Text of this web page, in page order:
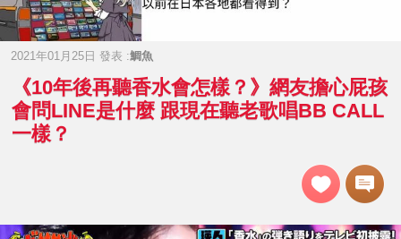
2021年01月25日 發表 :鯛魚
《10年後再聽香水會怎樣？》網友擔心屁孩
會問LINE是什麼 跟現在聽老歌唱BB CALL
一樣？